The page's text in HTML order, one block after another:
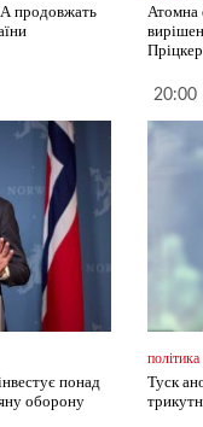
продовжать
Атомна
Пріцкер
20:00
понад
оборону
політика
Туск